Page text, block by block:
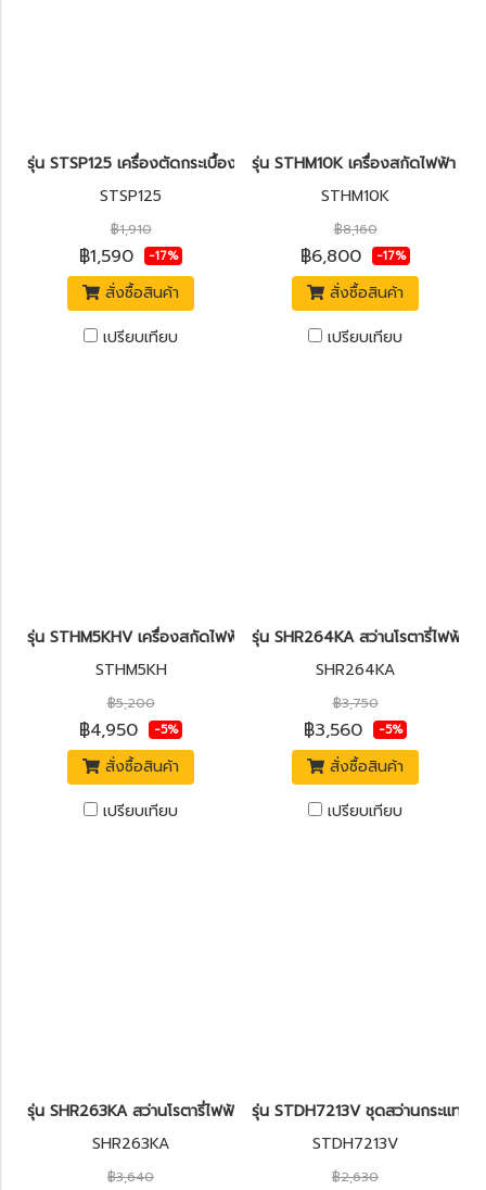
รุ่น STSP125 เครื่องตัดกระเบื้องไฟฟ้า 5"(125มม.) 1,320W. STANLEY
STSP125
฿1,910
฿1,590 -17%
สั่งซื้อสินค้า
เปรียบเทียบ
รุ่น STHM10K เครื่องสกัดไฟฟ้า 10
STHM10K
฿8,160
฿6,800 -17%
สั่งซื้อสินค้า
เปรียบเทียบ
รุ่น STHM5KHV เครื่องสกัดไฟฟ้า 5กก. (17มม.) 1,010W. STANLEY
STHM5KH
฿5,200
฿4,950 -5%
สั่งซื้อสินค้า
เปรียบเทียบ
รุ่น SHR264KA สว่านโรตารี่ไฟฟ้า
SHR264KA
฿3,750
฿3,560 -5%
สั่งซื้อสินค้า
เปรียบเทียบ
รุ่น SHR263KA สว่านโรตารี่ไฟฟ้า 3ระบบ 26มม. 800W. STANLEY
SHR263KA
฿3,640
รุ่น STDH7213V ชุดสว่านกระแทก
STDH7213V
฿2,630